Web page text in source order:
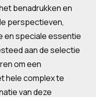
benadrukken en
perspectieven,
en speciale essentie
aan de selectie
om een
hele complex te
van deze